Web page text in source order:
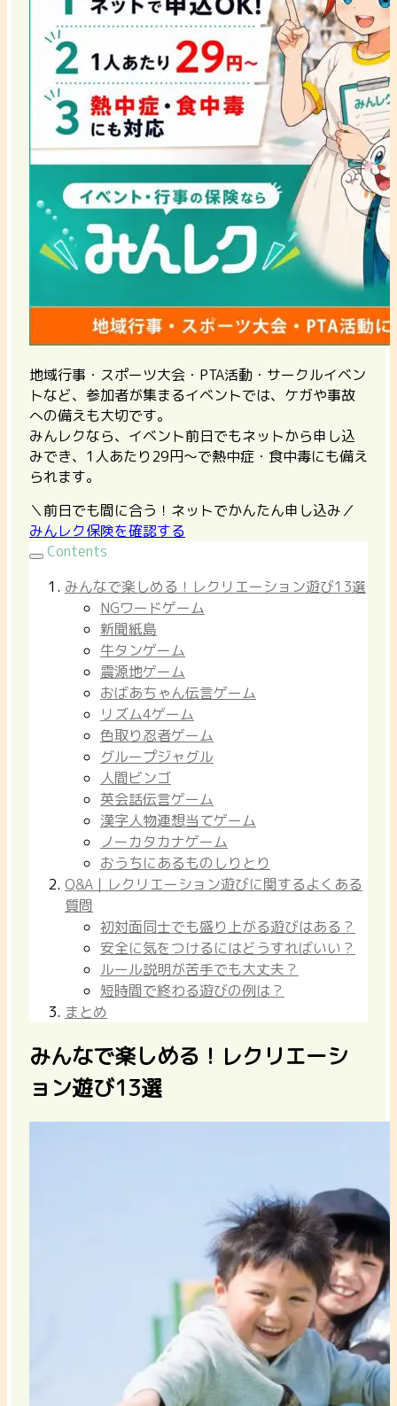
地域行事・スポーツ大会・PTA活動・サークルイベン
トなど、参加者が集まるイベントでは、ケガや事故
への備えも大切です。
みんレクなら、イベント前日でもネットから申し込
みでき、1人あたり29円〜で熱中症・食中毒にも備え
られます。
＼前日でも間に合う！ネットでかんたん申し込み／
みんレク保険を確認する
Contents
みんなで楽しめる！レクリエーション遊び13選
NGワードゲーム
新聞紙島
牛タンゲーム
震源地ゲーム
おばあちゃん伝言ゲーム
リズム4ゲーム
色取り忍者ゲーム
グループジャグル
人間ビンゴ
英会話伝言ゲーム
漢字人物連想当てゲーム
ノーカタカナゲーム
おうちにあるものしりとり
Q&A｜レクリエーション遊びに関するよくある
質問
初対面同士でも盛り上がる遊びはある？
安全に気をつけるにはどうすればいい？
ルール説明が苦手でも大丈夫？
短時間で終わる遊びの例は？
まとめ
みんなで楽しめる！レクリエーシ
ョン遊び13選